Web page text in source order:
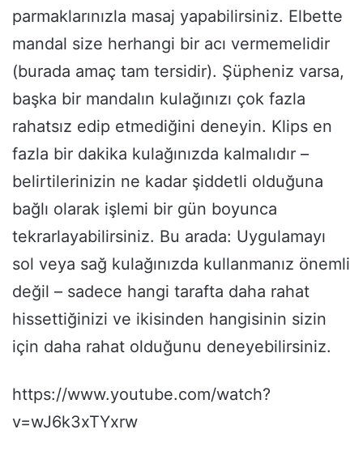
parmaklarınızla masaj yapabilirsiniz. Elbette
mandal size herhangi bir acı vermemelidir
(burada amaç tam tersidir). Şüpheniz varsa,
başka bir mandalın kulağınızı çok fazla
rahatsız edip etmediğini deneyin. Klips en
fazla bir dakika kulağınızda kalmalıdır –
belirtilerinizin ne kadar şiddetli olduğuna
bağlı olarak işlemi bir gün boyunca
tekrarlayabilirsiniz. Bu arada: Uygulamayı
sol veya sağ kulağınızda kullanmanız önemli
değil – sadece hangi tarafta daha rahat
hissettiğinizi ve ikisinden hangisinin sizin
için daha rahat olduğunu deneyebilirsiniz.
https://www.youtube.com/watch?
v=wJ6k3xTYxrw